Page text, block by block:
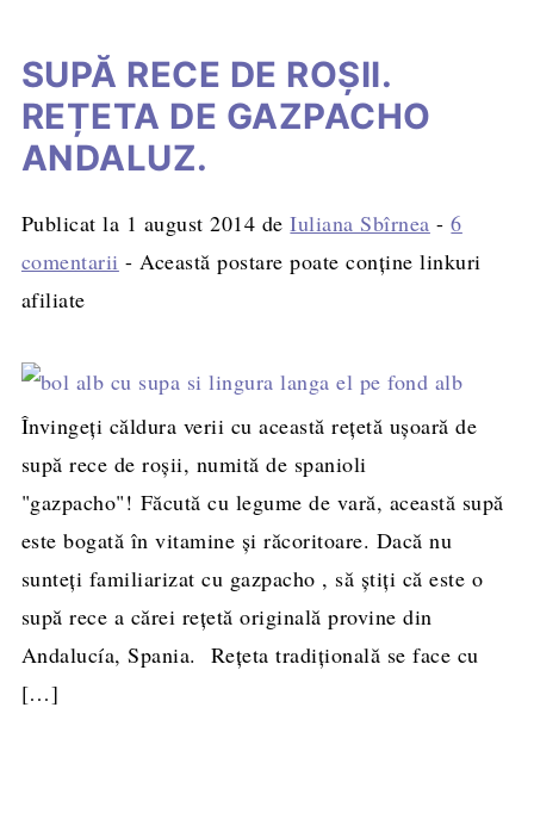
SUPĂ RECE DE ROȘII.
REȚETA DE GAZPACHO
ANDALUZ.
Publicat la 1 august 2014 deIuliana Sbîrnea -6
comentarii - Această postare poate conține linkuri
afiliate
Învingeți căldura verii cu această rețetă ușoară de
supă rece de roșii, numită de spanioli
"gazpacho"! Făcută cu legume de vară, această supă
este bogată în vitamine și răcoritoare. Dacă nu
sunteți familiarizat cu gazpacho , să știți că este o
supă rece a cărei rețetă originală provine din
Andalucía, Spania. Rețeta tradițională se face cu
[…]